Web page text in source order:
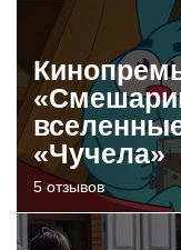
«Чучела»
5 отзывов